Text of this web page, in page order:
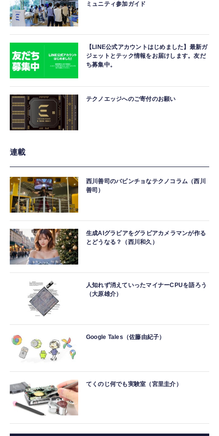
ミュニティ参加ガイド
【LINE公式アカウントはじめました】最新ガ
ジェットとテック情報をお届けします。友だ
ち募集中。
テクノエッジへのご寄付のお願い
連載
西川善司のバビンチョなテクノコラム（西川
善司）
生成AIグラビアをグラビアカメラマンが作る
とどうなる？（西川和久）
人知れず消えていったマイナーCPUを語ろう
（大原雄介）
Google Tales（佐藤由紀子）
てくのじ何でも実験室（宮里圭介）